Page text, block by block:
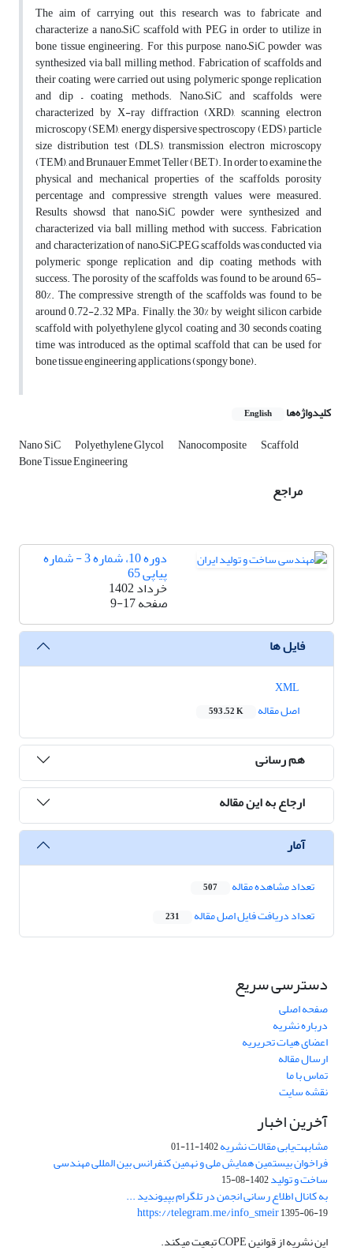
The aim of carrying out this research was to fabricate and
characterize a nano–SiC scaffold with PEG in order to utilize in
bone tissue engineering. For this purpose, nano–SiC powder was
synthesized via ball milling method. Fabrication of scaffolds and
their coating were carried out using polymeric sponge replication
and dip – coating methods. Nano–SiC and scaffolds were
characterized by X-ray diffraction (XRD), scanning electron
microscopy (SEM), energy dispersive spectroscopy (EDS), particle
size distribution test (DLS), transmission electron microscopy
(TEM), and Brunauer Emmet Teller (BET). In order to examine the
physical and mechanical properties of the scaffolds, porosity
percentage and compressive strength values were measured.
Results showsd that nano–SiC powder were synthesized and
characterized via ball milling method with success. Fabrication
and characterization of nano–SiC–PEG scaffolds was conducted via
polymeric sponge replication and dip coating methods with
success. The porosity of the scaffolds was found to be around 65-
80%. The compressive strength of the scaffolds was found to be
around 0.72-2.32 MPa. Finally, the 30% by weight silicon carbide
scaffold with polyethylene glycol coating and 30 seconds coating
time was introduced as the optimal scaffold that can be used for
bone tissue engineering applications (spongy bone).
کلیدواژه‌ها English
Nano SiC Polyethylene Glycol Nanocomposite Scaffold
Bone Tissue Engineering
مراجع
دوره 10، شماره 3 - شماره
پیاپی 65
خرداد 1402
صفحه9-17
فایل ها
اصل مقاله
593.52 K
هم رسانی
ارجاع به این مقاله
آمار
تعداد مشاهده مقاله 507
تعداد دریافت فایل اصل مقاله 231
دسترسی سریع
صفحه اصلی
درباره نشریه
اعضای هیات تحریریه
ارسال مقاله
تماس با ما
نقشه سایت
آخرین اخبار
مشابهت‌یابی مقالات نشریه1402-11-01
فراخوان بیستمین همایش ملی و نهمین کنفرانس بین المللی مهندسی
ساخت و تولید1402-08-15
به کانال اطلاع رسانی انجمن در تلگرام بپیوندید ...
https://telegram.me/info_smeir1395-06-19
این نشریه از قوانین COPE تبعیت میکند.